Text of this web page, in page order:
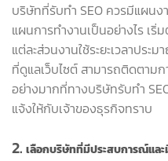
บริษัทที่รับทำ SEO ควรมีแผนง
แผนการทำงานเป็นอย่างไร เริ่
แต่ละส่วนงานใช้ระยะเวลาประ
ที่ดูแลเว็บไซต์ สามารถติดตาม
อย่างมากที่ทางบริษัทรับทำ
แจ้งให้กับเจ้าของธุรกิจทราบ
2. เลือกบริษัทที่มีประสบการณ์แล